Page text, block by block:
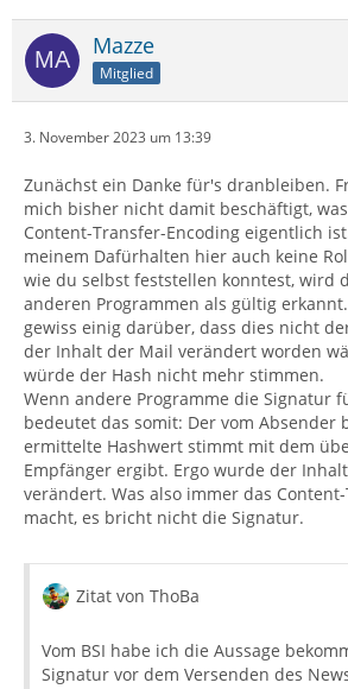
Mazze
Mitglied
3. November 2023 um 13:39
Zunächst ein Danke für's dranbleiben.
mich bisher nicht damit beschäftigt,
Content-Transfer-Encoding eigentlich
meinem Dafürhalten hier auch keine
wie du selbst feststellen konntest, wird
anderen Programmen als gültig
gewiss einig darüber, dass dies nicht
der Inhalt der Mail verändert worden
würde der Hash nicht mehr stimmen.
Wenn andere Programme die Signatur
bedeutet das somit: Der vom Absender
ermittelte Hashwert stimmt mit dem
Empfänger ergibt. Ergo wurde der
verändert. Was also immer das
macht, es bricht nicht die Signatur.
Zitat von ThoBa
Vom BSI habe ich die Aussage
Signatur vor dem Versenden des